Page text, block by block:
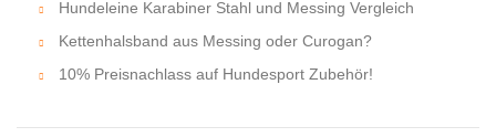
Hundeleine Karabiner Stahl und Messing Vergleich
Kettenhalsband aus Messing oder Curogan?
10% Preisnachlass auf Hundesport Zubehör!